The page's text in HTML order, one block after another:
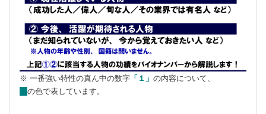
※ 一番強い特性の真ん中の数字 「１」 の内容について、
の色で表しています。